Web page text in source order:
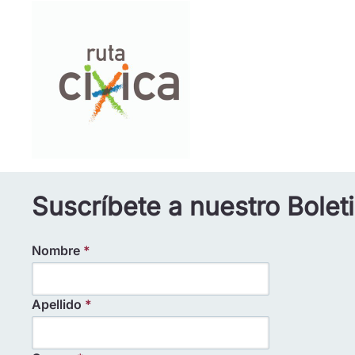
Suscríbete a nuestro
Nombre *
Apellido *